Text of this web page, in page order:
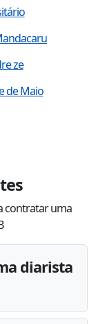
ze
de Maio
contratar uma
diarista